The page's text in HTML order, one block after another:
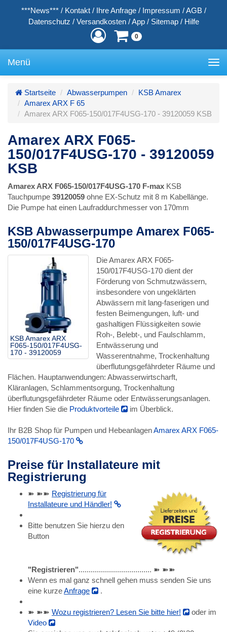
***News*** / Kontakt / Ihre Anfrage / Impressum / AGB /
Datenschutz / Versandkosten / App / Sitemap / Hilfe
0
Menü
Startseite Abwasserpumpen
KSB Amarex
Amarex ARX F 65
Amarex ARX F065-150/017F4USG-170 - 39120059 KSB
Amarex ARX F065-
150/017F4USG-170 - 39120059
KSB
Amarex ARX F065-150/017F4USG-170 F-max KSB
Tauchpumpe 39120059 ohne EX-Schutz mit 8 m Kabellänge.
Die Pumpe hat einen Laufraddurchmesser von 170mm
KSB Abwasserpumpe Amarex F065-
150/017F4USG-170
KSB Amarex ARX
F065-150/017F4USG-
170 - 39120059
Die Amarex ARX F065-
150/017F4USG-170 dient der
Förderung von Schmutzwässern,
insbesondere von ungeklärten
Abwässern mit lang-faserigen und
festen Beimengungen, luft- und
gashaltigen Flüssigkeiten sowie
Roh-, Belebt-, und Faulschlamm,
Entwässerung und
Wasserentnahme, Trockenhaltung
überflutungsgefährdeter Räume und
Flächen. Hauptanwendungen: Abwasserwirtscharft,
Kläranlagen, Schlammentsorgung, Trockenhaltung
überflutungsgefährdeter Räume oder Entwässerungsanlagen.
Hier finden Sie die Produktvorteile im Überblick.
Ihr B2B Shop für Pumpen und HebeanlagenAmarex ARX F065-
150/017F4USG-170
Preise für Installateure mit
Registrierung
➽ ➽➽ Registrierung für
Installateure und Händler!
Bitte benutzen Sie hierzu den
Button
"Registrieren".................................... ➽ ➽➽
Wenn es mal ganz schnell gehen muss senden Sie uns
eine kurzeAnfrage .
➽ ➽➽ Wozu registrieren? Lesen Sie bitte hier!
oder im
Video